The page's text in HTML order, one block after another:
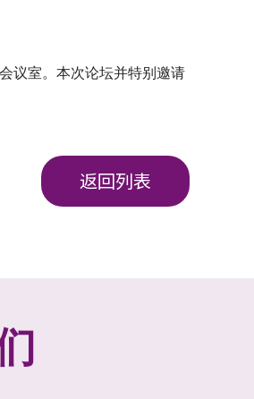
议室。本次论坛并特别邀请
返回列表